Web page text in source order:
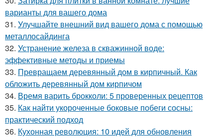
варианты для вашего дома
31. Улучшайте внешний вид вашего дома с помощью
металлосайдинга
32. Устранение железа в скважинной воде:
эффективные методы и приемы
33. Превращаем деревянный дом в кирпичный. Как
обложить деревянный дом кирпичом
34. Время варить брокколи: 5 проверенных рецептов
35. Как найти укороченные боковые побеги сосны:
практический подход
36. Кухонная революция: 10 идей для обновления